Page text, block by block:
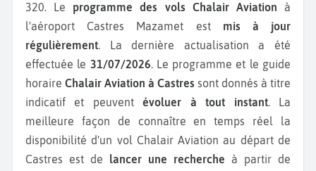
320. Le programme des vols Chalair Aviation à
l'aéroport Castres Mazamet est mis à jour
régulièrement. La dernière actualisation a été
effectuée le 31/07/2026. Le programme et le guide
horaire Chalair Aviation à Castres sont donnés à titre
indicatif et peuventévoluer à tout instant. La
meilleure façon de connaître en temps réel la
disponibilité d'un vol Chalair Aviation au départ de
Castres est de lancer une recherche à partir de